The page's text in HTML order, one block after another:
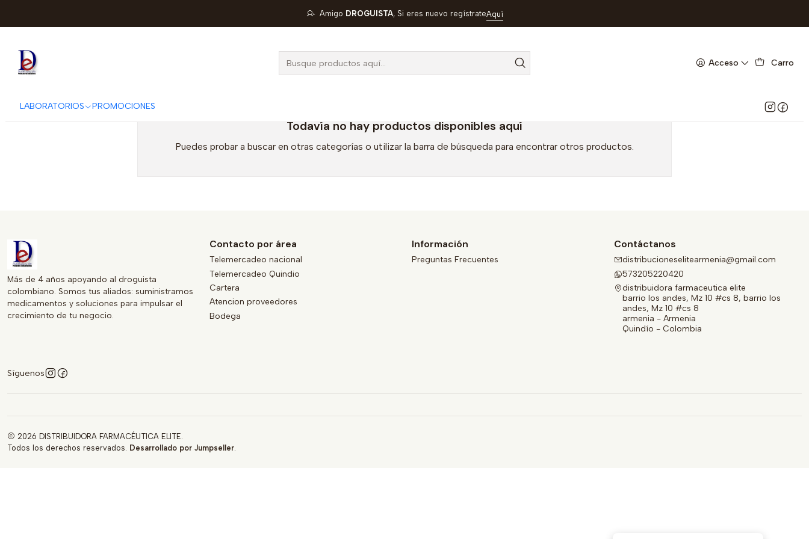
Acceso Carro
LABORATORIOS PROMOCIONES
Amigo DROGUISTA, Si eres nuevo regístrateAquí
Inicio MEGALABS
MEGALABS
Todavía no hay productos disponibles aquí
Puedes probar a buscar en otras categorías o utilizar la barra de búsqueda para encontrar otros productos.
Más de 4 años apoyando al droguista
colombiano. Somos tus aliados: suministramos
medicamentos y soluciones para impulsar el
crecimiento de tu negocio.
Síguenos
Contacto por área
Telemercadeo nacional
Telemercadeo Quindio
Cartera
Atencion proveedores
Bodega
Información
Preguntas Frecuentes
Contáctanos
distribucioneselitearmenia@gmail.com
573205220420
distribuidora farmaceutica elite
barrio los andes, Mz 10 #cs 8, barrio los
andes, Mz 10 #cs 8
armenia - Armenia
Quindío - Colombia
2026 DISTRIBUIDORA FARMACÉUTICA ELITE.
Todos los derechos reservados. Desarrollado por Jumpseller.